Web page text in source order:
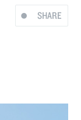
SHARE